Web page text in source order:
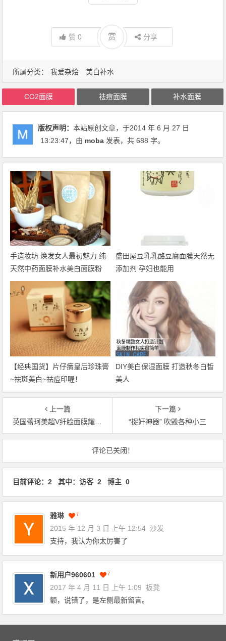
所属分类： 我爱杂烩 美白补水
赞0 赏 分享
CO2面膜 祛痘面膜 补水面膜
版权声明：本站原创文章，于2014 年 6 月 27 日
13:23:47，由 moba 发表，共 688 字。
手造妆坊 焕发女人最初魅力 纯
天然中药面膜补水美白面膜粉
盛田屋豆乳乳酪豆腐面膜天然无
添加剂 孕妇也能用
【经典国货】片仔癀皇后珍珠膏
~祛斑美白~祛痘印喔！
DIY美白保湿面膜 打造秋冬白皙
美人
上一篇
英国蕾珂美超V纤脸面膜耀白型吸脂瘦脸好用吗、怎么样有效果么？
下一篇
“捉奸神器” 吹毁各种小三
评论已关闭！
目前评论：2 其中：访客 2 博主 0
雅琳 7
2015 年 12 月 3 日 上午 12:54 沙发
支持，我认为你太厉害了
新用户960601 7
2017 年 4 月 11 日 上午 1:09 板凳
额，说错了，是左侧最新留言。